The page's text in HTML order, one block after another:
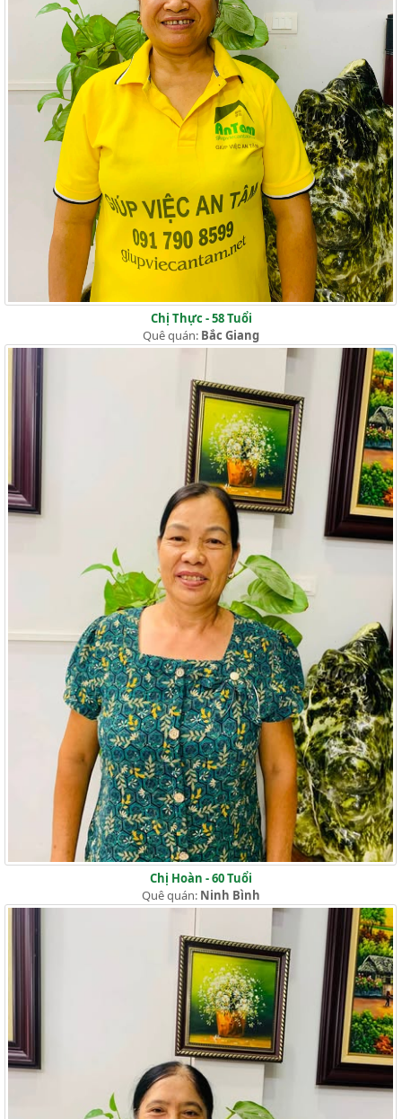
Chị Thực - 58 Tuổi
Quê quán: Bắc Giang
Chị Hoàn - 60 Tuổi
Quê quán: Ninh Bình